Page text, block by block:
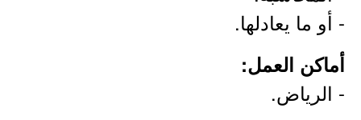
- أو ما يعادلها.
أماكن العمل:
- الرياض.